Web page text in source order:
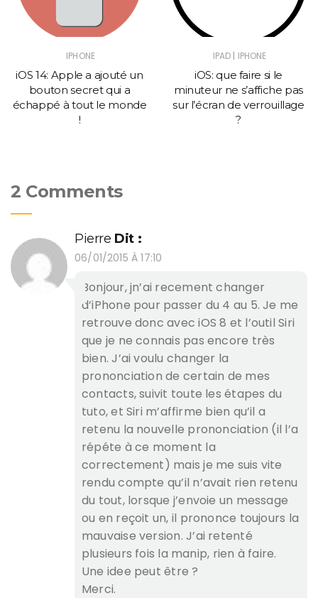
IPHONE
iOS 14: Apple a ajouté un
bouton secret qui a
échappé à tout le monde
!
IPAD | IPHONE
iOS: que faire si le
minuteur ne s’affiche pas
sur l’écran de verrouillage
?
2 Comments
Pierre Dit :
06/01/2015 À 17:10
Bonjour, jn’ai recement changer
d’iPhone pour passer du 4 au 5. Je me
retrouve donc avec iOS 8 et l’outil Siri
que je ne connais pas encore très
bien. J’ai voulu changer la
prononciation de certain de mes
contacts, suivit toute les étapes du
tuto, et Siri m’affirme bien qu’il a
retenu la nouvelle prononciation (il l’a
répéte à ce moment la
correctement) mais je me suis vite
rendu compte qu’il n’avait rien retenu
du tout, lorsque j’envoie un message
ou en reçoit un, il prononce toujours la
mauvaise version. J’ai retenté
plusieurs fois la manip, rien à faire.
Une idee peut être ?
Merci.